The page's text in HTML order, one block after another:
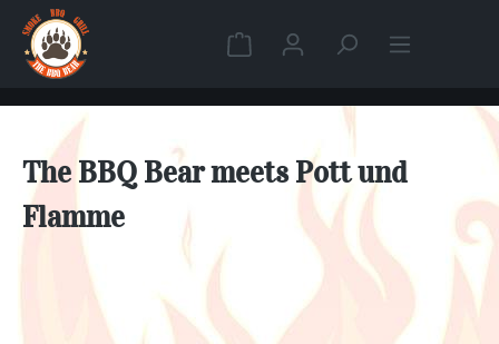
Zum Hauptinhalt springen
Warenkorb enthält 0
The BBQ Bear meets Pott und
Flamme